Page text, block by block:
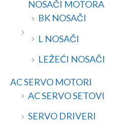
NOSAČI MOTORA
BK NOSAČI
L NOSAČI
LEŽEĆI NOSAČI
AC SERVO MOTORI
AC SERVO SETOVI
SERVO DRIVERI